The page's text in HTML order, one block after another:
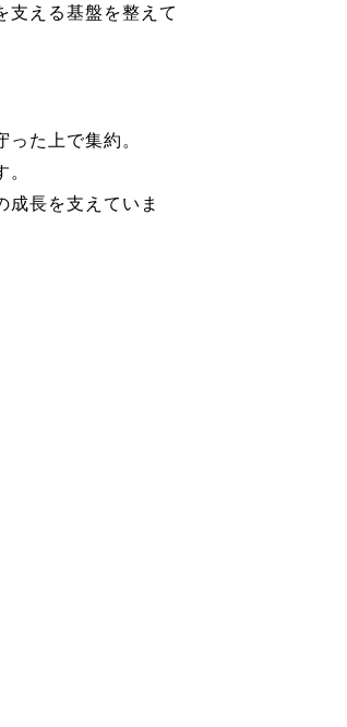
える基盤を整えて
た上で集約。
長を支えていま